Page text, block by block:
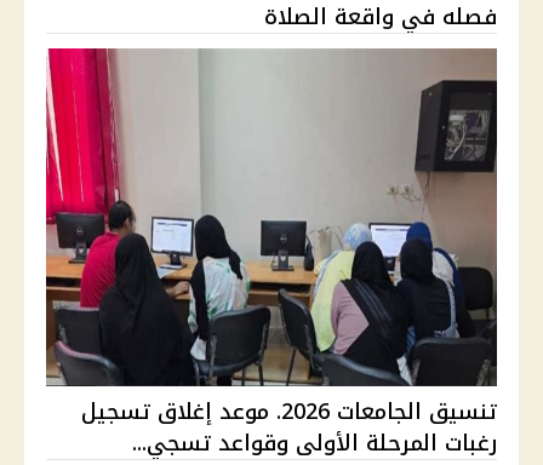
فصله في واقعة الصلاة
تنسيق الجامعات 2026. موعد إغلاق تسجيل
رغبات المرحلة الأولى وقواعد تسجي...